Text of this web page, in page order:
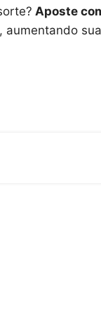
Aposte
aumentando